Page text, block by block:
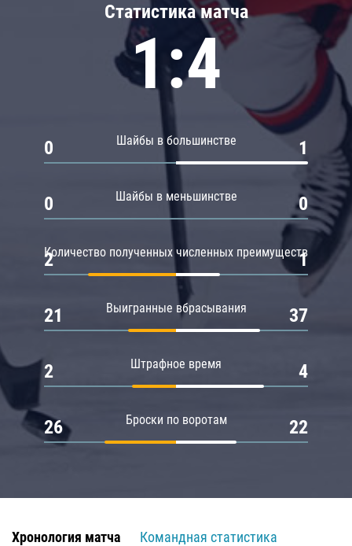
Статистика матча
1:4
Шайбы в большинстве
0 1
Шайбы в меньшинстве
0 0
Количество полученных численных преимуществ
2 1
Выигранные вбрасывания
21 37
Штрафное время
2 4
Броски по воротам
26 22
Хронология матча
Командная статистика